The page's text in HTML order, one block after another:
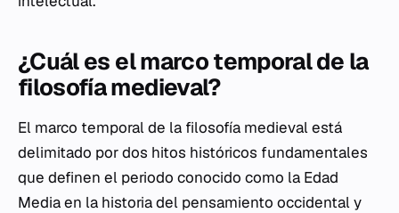
¿Cuál es el marco temporal de la
filosofía medieval?
El marco temporal de la filosofía medieval está
delimitado por dos hitos históricos fundamentales
que definen el periodo conocido como la Edad
Media en la historia del pensamiento occidental y